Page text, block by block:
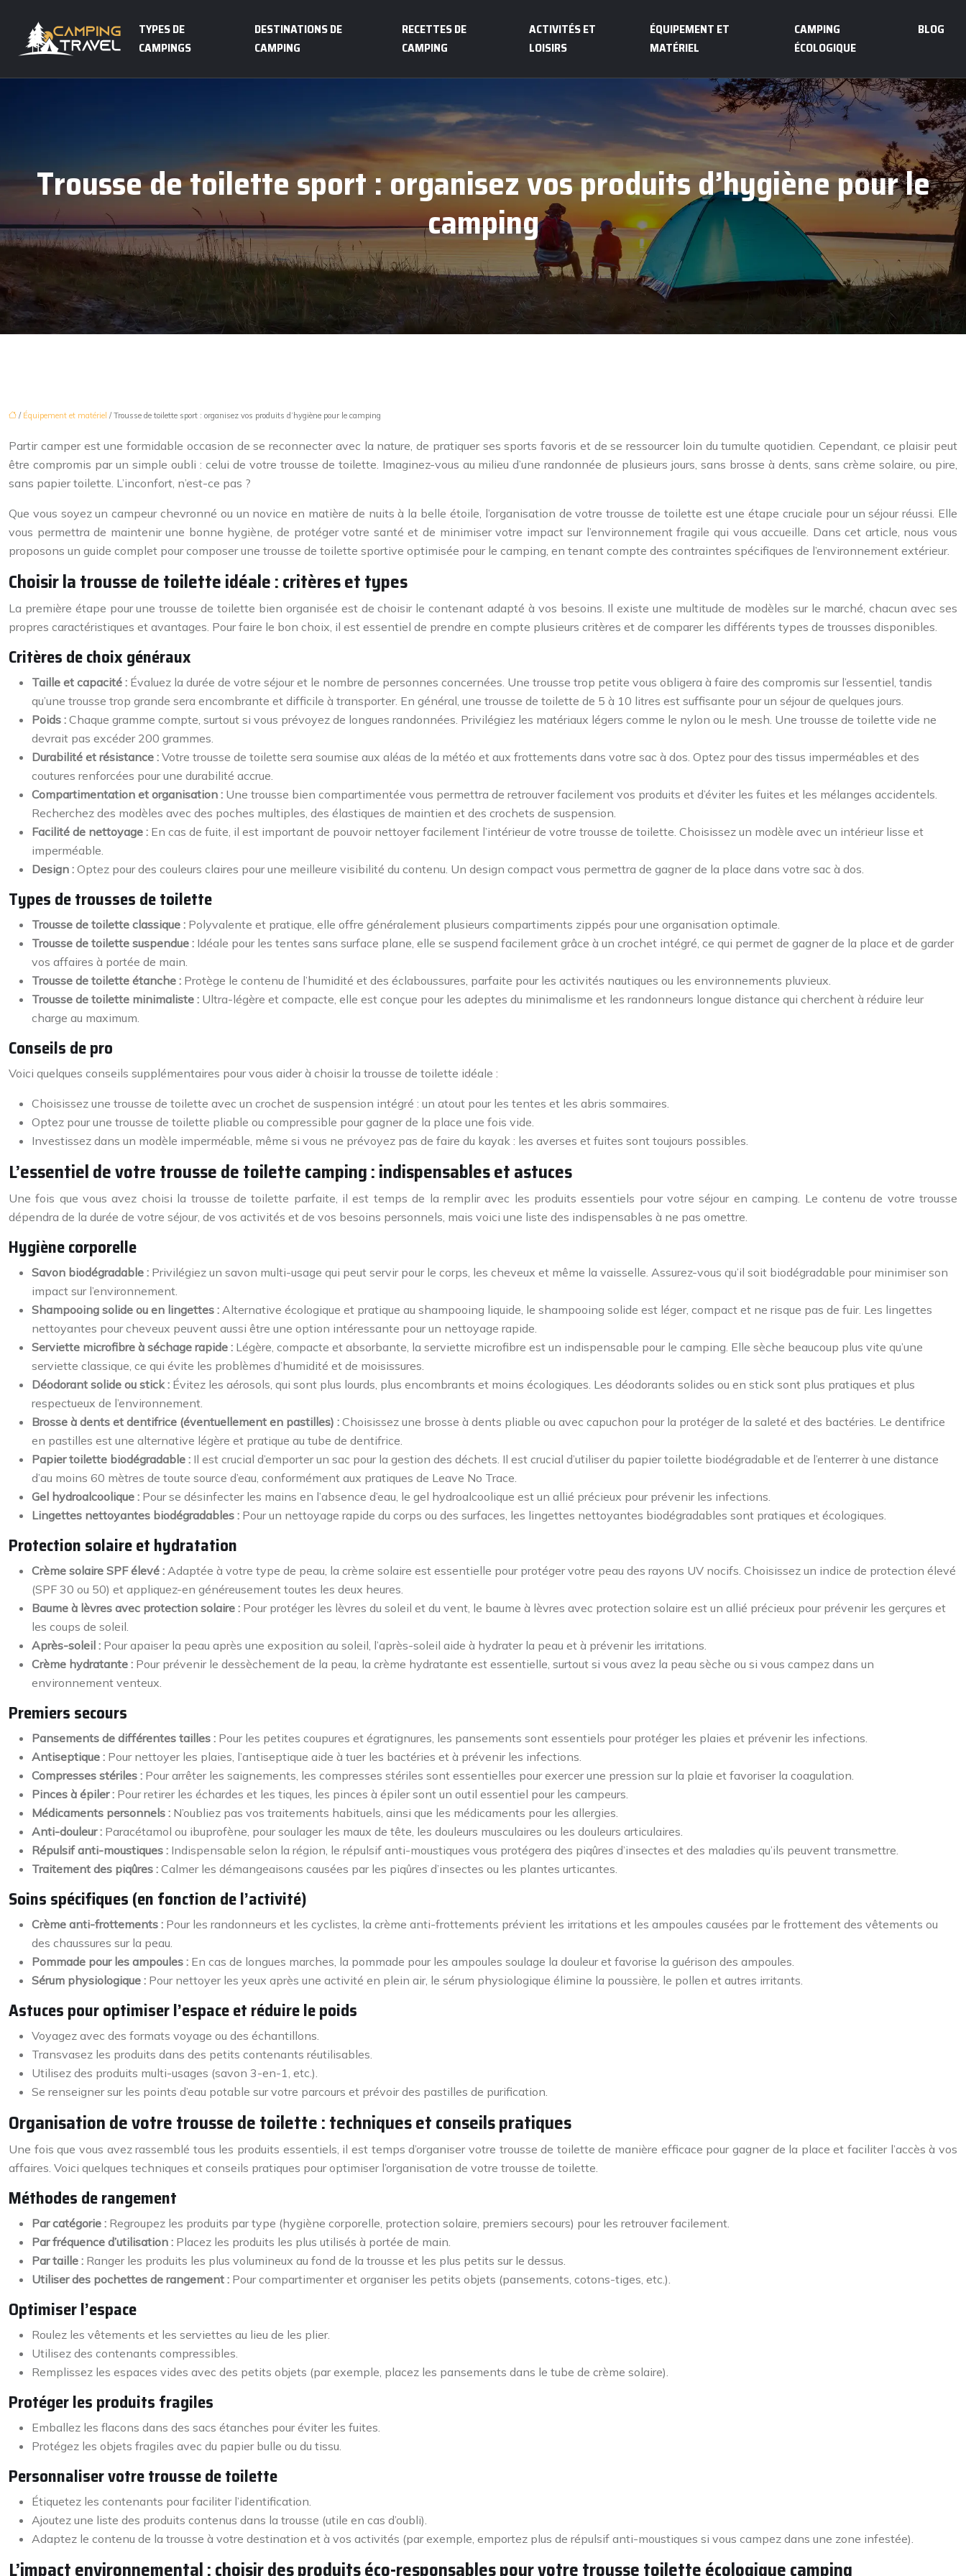
TYPES DE
CAMPINGS
DESTINATIONS DE
CAMPING
RECETTES DE
CAMPING
ACTIVITÉS ET
LOISIRS
ÉQUIPEMENT ET
MATÉRIEL
CAMPING
ÉCOLOGIQUE
BLOG
Trousse de toilette sport : organisez vos produits d’hygiène pour le
camping
/ Équipement et matériel / Trousse de toilette sport : organisez vos produits d’hygiène pour le camping
Partir camper est une formidable occasion de se reconnecter avec la nature, de pratiquer ses sports favoris et de se ressourcer loin du tumulte quotidien. Cependant, ce plaisir peut
être compromis par un simple oubli : celui de votre trousse de toilette. Imaginez-vous au milieu d’une randonnée de plusieurs jours, sans brosse à dents, sans crème solaire, ou pire,
sans papier toilette. L’inconfort, n’est-ce pas ?
Que vous soyez un campeur chevronné ou un novice en matière de nuits à la belle étoile, l’organisation de votre trousse de toilette est une étape cruciale pour un séjour réussi. Elle
vous permettra de maintenir une bonne hygiène, de protéger votre santé et de minimiser votre impact sur l’environnement fragile qui vous accueille. Dans cet article, nous vous
proposons un guide complet pour composer une trousse de toilette sportive optimisée pour le camping, en tenant compte des contraintes spécifiques de l’environnement extérieur.
Choisir la trousse de toilette idéale : critères et types
La première étape pour une trousse de toilette bien organisée est de choisir le contenant adapté à vos besoins. Il existe une multitude de modèles sur le marché, chacun avec ses
propres caractéristiques et avantages. Pour faire le bon choix, il est essentiel de prendre en compte plusieurs critères et de comparer les différents types de trousses disponibles.
Critères de choix généraux
Taille et capacité : Évaluez la durée de votre séjour et le nombre de personnes concernées. Une trousse trop petite vous obligera à faire des compromis sur l’essentiel, tandis
qu’une trousse trop grande sera encombrante et difficile à transporter. En général, une trousse de toilette de 5 à 10 litres est suffisante pour un séjour de quelques jours.
Poids : Chaque gramme compte, surtout si vous prévoyez de longues randonnées. Privilégiez les matériaux légers comme le nylon ou le mesh. Une trousse de toilette vide ne
devrait pas excéder 200 grammes.
Durabilité et résistance : Votre trousse de toilette sera soumise aux aléas de la météo et aux frottements dans votre sac à dos. Optez pour des tissus imperméables et des
coutures renforcées pour une durabilité accrue.
Compartimentation et organisation : Une trousse bien compartimentée vous permettra de retrouver facilement vos produits et d’éviter les fuites et les mélanges accidentels.
Recherchez des modèles avec des poches multiples, des élastiques de maintien et des crochets de suspension.
Facilité de nettoyage : En cas de fuite, il est important de pouvoir nettoyer facilement l’intérieur de votre trousse de toilette. Choisissez un modèle avec un intérieur lisse et
imperméable.
Design : Optez pour des couleurs claires pour une meilleure visibilité du contenu. Un design compact vous permettra de gagner de la place dans votre sac à dos.
Types de trousses de toilette
Trousse de toilette classique : Polyvalente et pratique, elle offre généralement plusieurs compartiments zippés pour une organisation optimale.
Trousse de toilette suspendue : Idéale pour les tentes sans surface plane, elle se suspend facilement grâce à un crochet intégré, ce qui permet de gagner de la place et de garder
vos affaires à portée de main.
Trousse de toilette étanche : Protège le contenu de l’humidité et des éclaboussures, parfaite pour les activités nautiques ou les environnements pluvieux.
Trousse de toilette minimaliste : Ultra-légère et compacte, elle est conçue pour les adeptes du minimalisme et les randonneurs longue distance qui cherchent à réduire leur
charge au maximum.
Conseils de pro
Voici quelques conseils supplémentaires pour vous aider à choisir la trousse de toilette idéale :
Choisissez une trousse de toilette avec un crochet de suspension intégré : un atout pour les tentes et les abris sommaires.
Optez pour une trousse de toilette pliable ou compressible pour gagner de la place une fois vide.
Investissez dans un modèle imperméable, même si vous ne prévoyez pas de faire du kayak : les averses et fuites sont toujours possibles.
L’essentiel de votre trousse de toilette camping : indispensables et astuces
Une fois que vous avez choisi la trousse de toilette parfaite, il est temps de la remplir avec les produits essentiels pour votre séjour en camping. Le contenu de votre trousse
dépendra de la durée de votre séjour, de vos activités et de vos besoins personnels, mais voici une liste des indispensables à ne pas omettre.
Hygiène corporelle
Savon biodégradable : Privilégiez un savon multi-usage qui peut servir pour le corps, les cheveux et même la vaisselle. Assurez-vous qu’il soit biodégradable pour minimiser son
impact sur l’environnement.
Shampooing solide ou en lingettes : Alternative écologique et pratique au shampooing liquide, le shampooing solide est léger, compact et ne risque pas de fuir. Les lingettes
nettoyantes pour cheveux peuvent aussi être une option intéressante pour un nettoyage rapide.
Serviette microfibre à séchage rapide : Légère, compacte et absorbante, la serviette microfibre est un indispensable pour le camping. Elle sèche beaucoup plus vite qu’une
serviette classique, ce qui évite les problèmes d’humidité et de moisissures.
Déodorant solide ou stick : Évitez les aérosols, qui sont plus lourds, plus encombrants et moins écologiques. Les déodorants solides ou en stick sont plus pratiques et plus
respectueux de l’environnement.
Brosse à dents et dentifrice (éventuellement en pastilles) : Choisissez une brosse à dents pliable ou avec capuchon pour la protéger de la saleté et des bactéries. Le dentifrice
en pastilles est une alternative légère et pratique au tube de dentifrice.
Papier toilette biodégradable : Il est crucial d’emporter un sac pour la gestion des déchets. Il est crucial d’utiliser du papier toilette biodégradable et de l’enterrer à une distance
d’au moins 60 mètres de toute source d’eau, conformément aux pratiques de Leave No Trace.
Gel hydroalcoolique : Pour se désinfecter les mains en l’absence d’eau, le gel hydroalcoolique est un allié précieux pour prévenir les infections.
Lingettes nettoyantes biodégradables : Pour un nettoyage rapide du corps ou des surfaces, les lingettes nettoyantes biodégradables sont pratiques et écologiques.
Protection solaire et hydratation
Crème solaire SPF élevé : Adaptée à votre type de peau, la crème solaire est essentielle pour protéger votre peau des rayons UV nocifs. Choisissez un indice de protection élevé
(SPF 30 ou 50) et appliquez-en généreusement toutes les deux heures.
Baume à lèvres avec protection solaire : Pour protéger les lèvres du soleil et du vent, le baume à lèvres avec protection solaire est un allié précieux pour prévenir les gerçures et
les coups de soleil.
Après-soleil : Pour apaiser la peau après une exposition au soleil, l’après-soleil aide à hydrater la peau et à prévenir les irritations.
Crème hydratante : Pour prévenir le dessèchement de la peau, la crème hydratante est essentielle, surtout si vous avez la peau sèche ou si vous campez dans un
environnement venteux.
Premiers secours
Pansements de différentes tailles : Pour les petites coupures et égratignures, les pansements sont essentiels pour protéger les plaies et prévenir les infections.
Antiseptique : Pour nettoyer les plaies, l’antiseptique aide à tuer les bactéries et à prévenir les infections.
Compresses stériles : Pour arrêter les saignements, les compresses stériles sont essentielles pour exercer une pression sur la plaie et favoriser la coagulation.
Pinces à épiler : Pour retirer les échardes et les tiques, les pinces à épiler sont un outil essentiel pour les campeurs.
Médicaments personnels : N’oubliez pas vos traitements habituels, ainsi que les médicaments pour les allergies.
Anti-douleur : Paracétamol ou ibuprofène, pour soulager les maux de tête, les douleurs musculaires ou les douleurs articulaires.
Répulsif anti-moustiques : Indispensable selon la région, le répulsif anti-moustiques vous protégera des piqûres d’insectes et des maladies qu’ils peuvent transmettre.
Traitement des piqûres : Calmer les démangeaisons causées par les piqûres d’insectes ou les plantes urticantes.
Soins spécifiques (en fonction de l’activité)
Crème anti-frottements : Pour les randonneurs et les cyclistes, la crème anti-frottements prévient les irritations et les ampoules causées par le frottement des vêtements ou
des chaussures sur la peau.
Pommade pour les ampoules : En cas de longues marches, la pommade pour les ampoules soulage la douleur et favorise la guérison des ampoules.
Sérum physiologique : Pour nettoyer les yeux après une activité en plein air, le sérum physiologique élimine la poussière, le pollen et autres irritants.
Astuces pour optimiser l’espace et réduire le poids
Voyagez avec des formats voyage ou des échantillons.
Transvasez les produits dans des petits contenants réutilisables.
Utilisez des produits multi-usages (savon 3-en-1, etc.).
Se renseigner sur les points d’eau potable sur votre parcours et prévoir des pastilles de purification.
Organisation de votre trousse de toilette : techniques et conseils pratiques
Une fois que vous avez rassemblé tous les produits essentiels, il est temps d’organiser votre trousse de toilette de manière efficace pour gagner de la place et faciliter l’accès à vos
affaires. Voici quelques techniques et conseils pratiques pour optimiser l’organisation de votre trousse de toilette.
Méthodes de rangement
Par catégorie : Regroupez les produits par type (hygiène corporelle, protection solaire, premiers secours) pour les retrouver facilement.
Par fréquence d’utilisation : Placez les produits les plus utilisés à portée de main.
Par taille : Ranger les produits les plus volumineux au fond de la trousse et les plus petits sur le dessus.
Utiliser des pochettes de rangement : Pour compartimenter et organiser les petits objets (pansements, cotons-tiges, etc.).
Optimiser l’espace
Roulez les vêtements et les serviettes au lieu de les plier.
Utilisez des contenants compressibles.
Remplissez les espaces vides avec des petits objets (par exemple, placez les pansements dans le tube de crème solaire).
Protéger les produits fragiles
Emballez les flacons dans des sacs étanches pour éviter les fuites.
Protégez les objets fragiles avec du papier bulle ou du tissu.
Personnaliser votre trousse de toilette
Étiquetez les contenants pour faciliter l’identification.
Ajoutez une liste des produits contenus dans la trousse (utile en cas d’oubli).
Adaptez le contenu de la trousse à votre destination et à vos activités (par exemple, emportez plus de répulsif anti-moustiques si vous campez dans une zone infestée).
L’impact environnemental : choisir des produits éco-responsables pour votre trousse toilette écologique camping